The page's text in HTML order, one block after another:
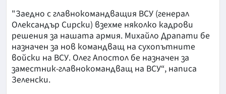
"Заедно с главнокомандващия ВСУ (генерал
Олександър Сирски) взехме няколко кадрови
решения за нашата армия. Михайло Драпати бе
назначен за нов командващ на сухопътните
войски на ВСУ. Олег Апостол бе назначен за
заместник-главнокомандващ на ВСУ“, написа
Зеленски.